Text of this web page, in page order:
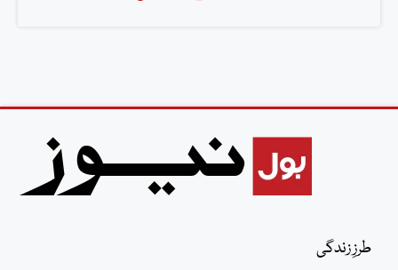
طرزِ زندگی